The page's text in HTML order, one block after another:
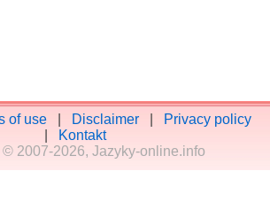
of use| Disclaimer|
Privacy policy
Kontakt
2007-2026, Jazyky-online.info